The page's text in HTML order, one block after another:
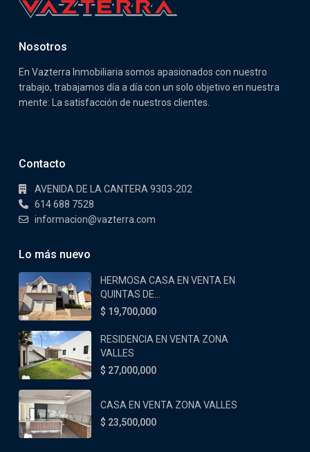
Nosotros
En Vazterra Inmobiliaria somos apasionados con nuestro
trabajo, trabajamos día a día con un solo objetivo en nuestra
mente: La satisfacción de nuestros clientes.
Contacto
AVENIDA DE LA CANTERA 9303-202
614 688 7528
informacion@vazterra.com
Lo más nuevo
HERMOSA CASA EN VENTA EN
QUINTAS DE...
$ 19,700,000
RESIDENCIA EN VENTA ZONA
VALLES
$ 27,000,000
CASA EN VENTA ZONA VALLES
$ 23,500,000